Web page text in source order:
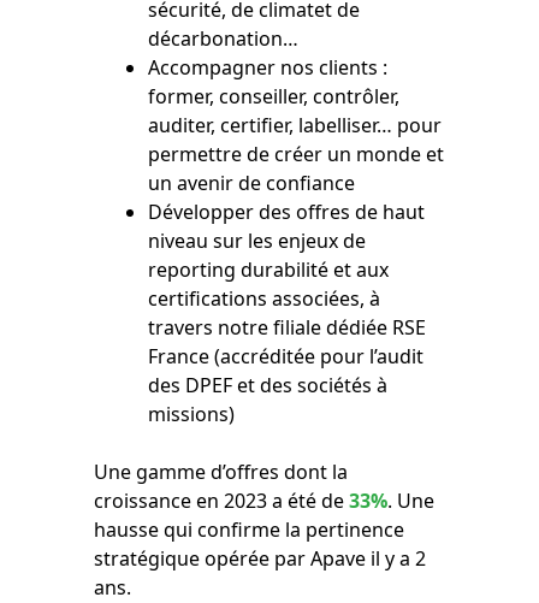
sécurité, de climatet de
décarbonation…
Accompagner nos clients :
former, conseiller, contrôler,
auditer, certifier, labelliser… pour
permettre de créer un monde et
un avenir de confiance
Développer des offres de haut
niveau sur les enjeux de
reporting durabilité et aux
certifications associées, à
travers notre filiale dédiée RSE
France (accréditée pour l’audit
des DPEF et des sociétés à
missions)
Une gamme d’offres dont la
croissance en 2023 a été de33%. Une
hausse qui confirme la pertinence
stratégique opérée par Apave il y a 2
ans.